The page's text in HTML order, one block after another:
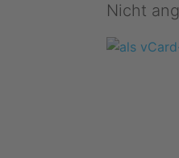
Nicht